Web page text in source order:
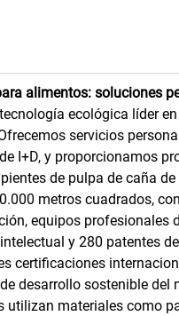
alimentos: soluciones
ecológica líder
servicios
I+D, y proporcionamos
de pulpa de caña
metros cuadrados,
equipos profesionales
y 280 patentes
desarrollo sostenible
utilizan materiales como